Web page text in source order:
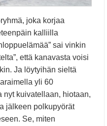
joka korjaa
kalliilla
sai vinkin
että kanavasta voisi
Ja löytyihän sieltä
yli 60
nyt kuivatellaan, hiotaan,
jälkeen polkupyörät
Se, miten